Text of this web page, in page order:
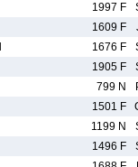
1997 F
1609 F
1676 F
1905 F
799 N
1501 F
1199 N
1496 F